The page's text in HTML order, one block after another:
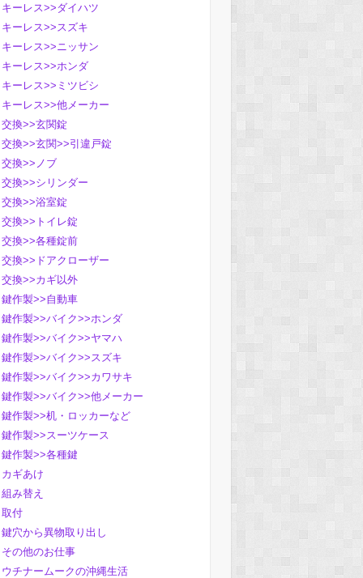
キーレス>>ダイハツ
キーレス>>スズキ
キーレス>>ニッサン
キーレス>>ホンダ
キーレス>>ミツビシ
キーレス>>他メーカー
交換>>玄関錠
交換>>玄関>>引違戸錠
交換>>ノブ
交換>>シリンダー
交換>>浴室錠
交換>>トイレ錠
交換>>各種錠前
交換>>ドアクローザー
交換>>カギ以外
鍵作製>>自動車
鍵作製>>バイク>>ホンダ
鍵作製>>バイク>>ヤマハ
鍵作製>>バイク>>スズキ
鍵作製>>バイク>>カワサキ
鍵作製>>バイク>>他メーカー
鍵作製>>机・ロッカーなど
鍵作製>>スーツケース
鍵作製>>各種鍵
カギあけ
組み替え
取付
鍵穴から異物取り出し
その他のお仕事
ウチナームークの沖縄生活